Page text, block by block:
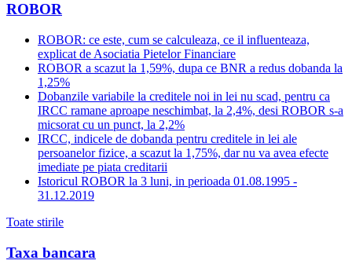
ROBOR
ROBOR: ce este, cum se calculeaza, ce il influenteaza,
explicat de Asociatia Pietelor Financiare
ROBOR a scazut la 1,59%, dupa ce BNR a redus dobanda la
1,25%
Dobanzile variabile la creditele noi in lei nu scad, pentru ca
IRCC ramane aproape neschimbat, la 2,4%, desi ROBOR s-a
micsorat cu un punct, la 2,2%
IRCC, indicele de dobanda pentru creditele in lei ale
persoanelor fizice, a scazut la 1,75%, dar nu va avea efecte
imediate pe piata creditarii
Istoricul ROBOR la 3 luni, in perioada 01.08.1995 -
31.12.2019
Toate stirile
Taxa bancara